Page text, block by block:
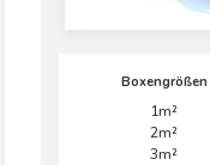
Boxengrößen
1m²
2m²
3m²